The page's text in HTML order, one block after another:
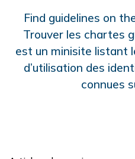
Find guidelines on
Trouver les chartes
est un minisite listant
d’utilisation des
connues